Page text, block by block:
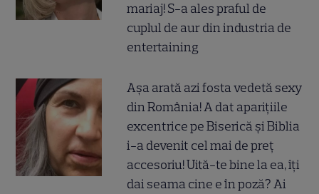
mariaj! S-a ales praful de
cuplul de aur din industria de
entertaining
Așa arată azi fosta vedetă sexy
din România! A dat aparițiile
excentrice pe Biserică și Biblia
i-a devenit cel mai de preț
accesoriu! Uită-te bine la ea, îți
dai seama cine e în poză? Ai